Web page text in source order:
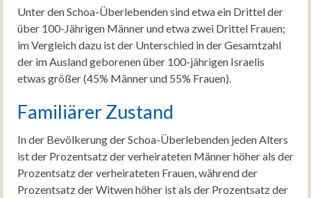
Unter den Schoa-Überlebenden sind etwa ein Drittel der
über 100-Jährigen Männer und etwa zwei Drittel Frauen;
im Vergleich dazu ist der Unterschied in der Gesamtzahl
der im Ausland geborenen über 100-jährigen Israelis
etwas größer (45% Männer und 55% Frauen).
Familiärer Zustand
In der Bevölkerung der Schoa-Überlebenden jeden Alters
ist der Prozentsatz der verheirateten Männer höher als der
Prozentsatz der verheirateten Frauen, während der
Prozentsatz der Witwen höher ist als der Prozentsatz der